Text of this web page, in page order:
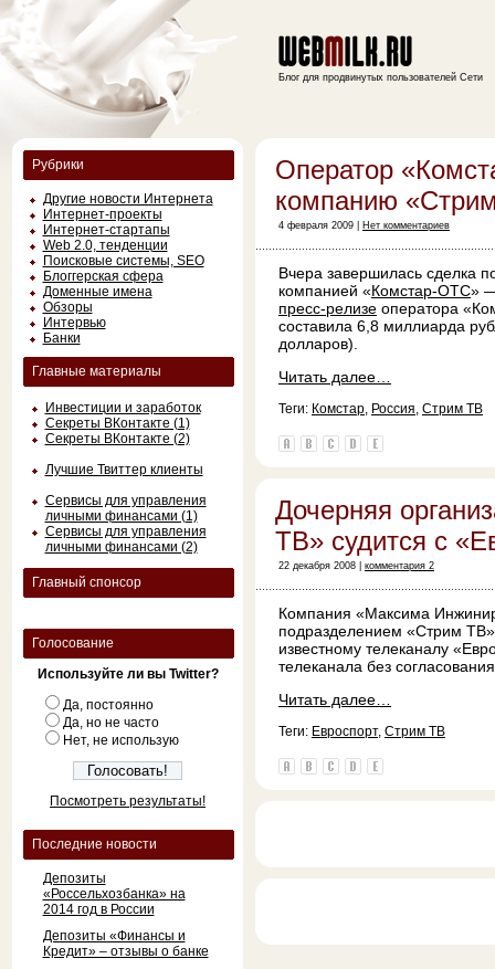
Рубрики
Другие новости Интернета
Интернет-проекты
Интернет-стартапы
Web 2.0, тенденции
Поисковые системы, SEO
Блоггерская сфера
Доменные имена
Обзоры
Интервью
Банки
Главные материалы
Инвестиции и заработок
Секреты ВКонтакте (1)
Секреты ВКонтакте (2)
Лучшие Твиттер клиенты
Сервисы для управления
личными финансами (1)
Сервисы для управления
личными финансами (2)
Главный спонсор
Голосование
Используйте ли вы Twitter?
Да, постоянно
Да, но не часто
Нет, не использую
Посмотреть результаты!
Последние новости
Депозиты
«Россельхозбанка» на
2014 год в России
Депозиты «Финансы и
Кредит» – отзывы о банке
Блог для продвинутых пользователей Сети
Оператор
компанию
4 февраля 2009 | Нет комментариев
Вчера завершилась сделка
компанией «Комстар-ОТС»
пресс-релизе оператора
составила 6,8 миллиарда
долларов).
Читать далее…
Теги: Комстар, Россия, Стрим ТВ
Дочерняя
ТВ» судится с
22 декабря 2008 | комментария 2
Компания «Максима
подразделением «Стрим
известному телеканалу
телеканала без
Читать далее…
Теги: Евроспорт, Стрим ТВ